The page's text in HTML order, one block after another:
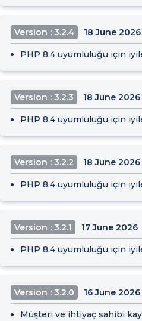
Version : 3.2.4 18 June 2026
PHP 8.4 uyumluluğu için
Version : 3.2.3 18 June 2026
PHP 8.4 uyumluluğu için
Version : 3.2.2 18 June 2026
PHP 8.4 uyumluluğu için
Version : 3.2.1 17 June 2026
PHP 8.4 uyumluluğu için
Version : 3.2.0 16 June 2026
Müşteri ve ihtiyaç sahibi